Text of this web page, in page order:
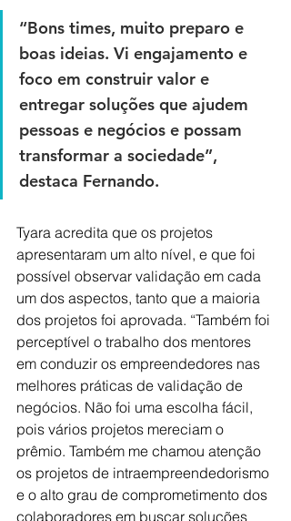
“Bons times, muito preparo e
boas ideias. Vi engajamento e
foco em construir valor e
entregar soluções que ajudem
pessoas e negócios e possam
transformar a sociedade”,
destaca Fernando.
Tyara acredita que os projetos
apresentaram um alto nível, e que foi
possível observar validação em cada
um dos aspectos, tanto que a maioria
dos projetos foi aprovada. “Também foi
perceptível o trabalho dos mentores
em conduzir os empreendedores nas
melhores práticas de validação de
negócios. Não foi uma escolha fácil,
pois vários projetos mereciam o
prêmio. Também me chamou atenção
os projetos de intraempreendedorismo
e o alto grau de comprometimento dos
colaboradores em buscar soluções